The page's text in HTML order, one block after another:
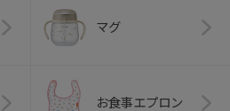
マグ
お食事エプロン